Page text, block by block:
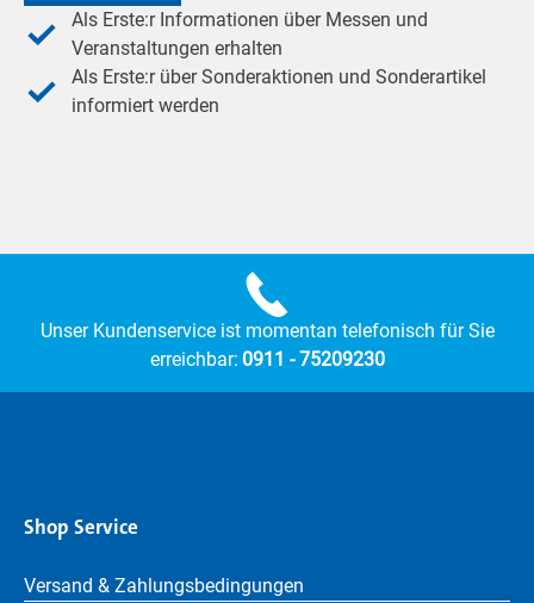
Als Erste:r Informationen über Messen und
Veranstaltungen erhalten
Als Erste:r über Sonderaktionen und Sonderartikel
informiert werden
Unser Kundenservice ist momentan telefonisch für Sie
erreichbar: 0911 - 75209230
Shop Service
Versand & Zahlungsbedingungen